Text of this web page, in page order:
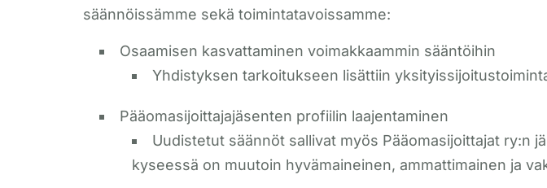
säännöissämme sekä toimintatavoissamme:
Osaamisen kasvattaminen voimakkaammin sääntöihin
Yhdistyksen tarkoitukseen lisättiin
Pääomasijoittajajäsenten profiilin laajentaminen
Uudistetut säännöt sallivat myös Pääomasijoittajat ry:n
kyseessä on muutoin hyvämaineinen, ammattimainen ja